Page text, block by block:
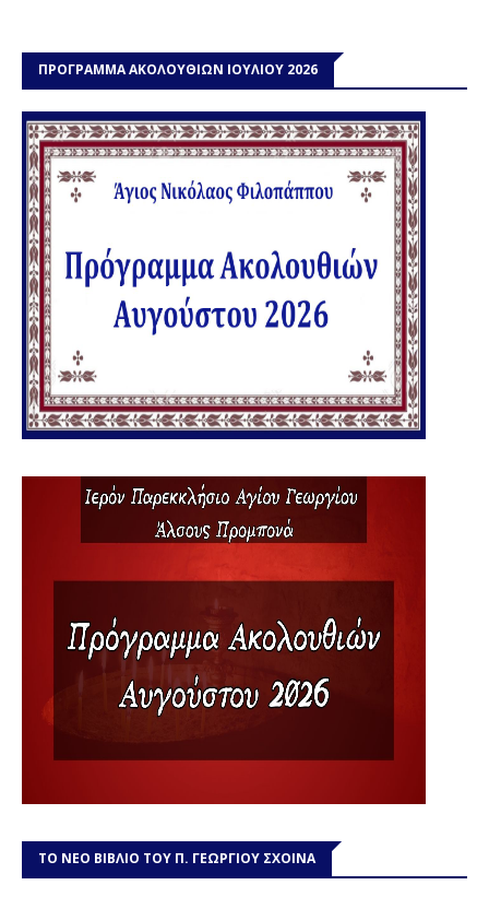
ΠΡΟΓΡΑΜΜΑ ΑΚΟΛΟΥΘΙΩΝ ΙΟΥΛΙΟΥ 2026
ΤΟ ΝΕΟ ΒΙΒΛΙΟ ΤΟΥ Π. ΓΕΩΡΓΙΟΥ ΣΧΟΙΝΑ